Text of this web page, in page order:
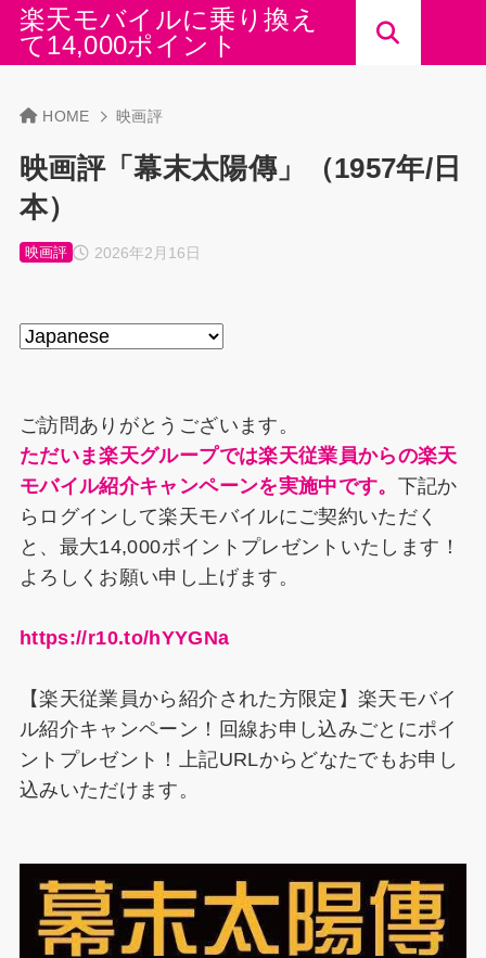
楽天モバイルに乗り換え
て14,000ポイント
HOME 映画評
映画評「幕末太陽傳」（1957年/日
本）
2026年2月16日
映画評
ご訪問ありがとうございます。
ただいま楽天グループでは楽天従業員からの楽天
モバイル紹介キャンペーンを実施中です。 下記か
らログインして楽天モバイルにご契約いただく
と、最大14,000ポイントプレゼントいたします！
よろしくお願い申し上げます。
https://r10.to/hYYGNa
【楽天従業員から紹介された方限定】楽天モバイ
ル紹介キャンペーン！回線お申し込みごとにポイ
ントプレゼント！上記URLからどなたでもお申し
込みいただけます。